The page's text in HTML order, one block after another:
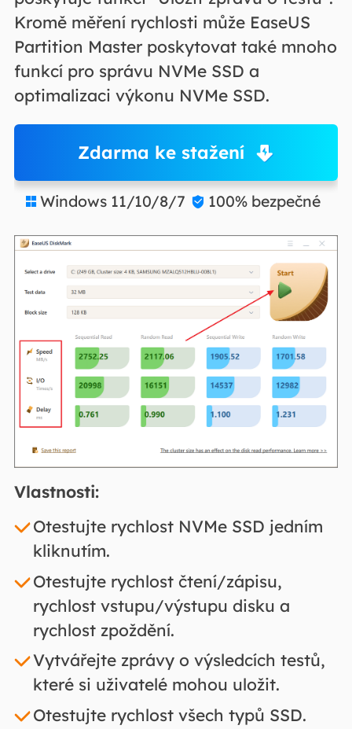
Kromě měření rychlosti může EaseUS
Partition Master poskytovat také mnoho
funkcí pro správu NVMe SSD a
optimalizaci výkonu NVMe SSD.
Zdarma ke stažení
 Windows 11/10/8/7  100% bezpečné
Vlastnosti:
Otestujte rychlost NVMe SSD jedním
kliknutím.
Otestujte rychlost čtení/zápisu,
rychlost vstupu/výstupu disku a
rychlost zpoždění.
Vytvářejte zprávy o výsledcích testů,
které si uživatelé mohou uložit.
Otestujte rychlost všech typů SSD.